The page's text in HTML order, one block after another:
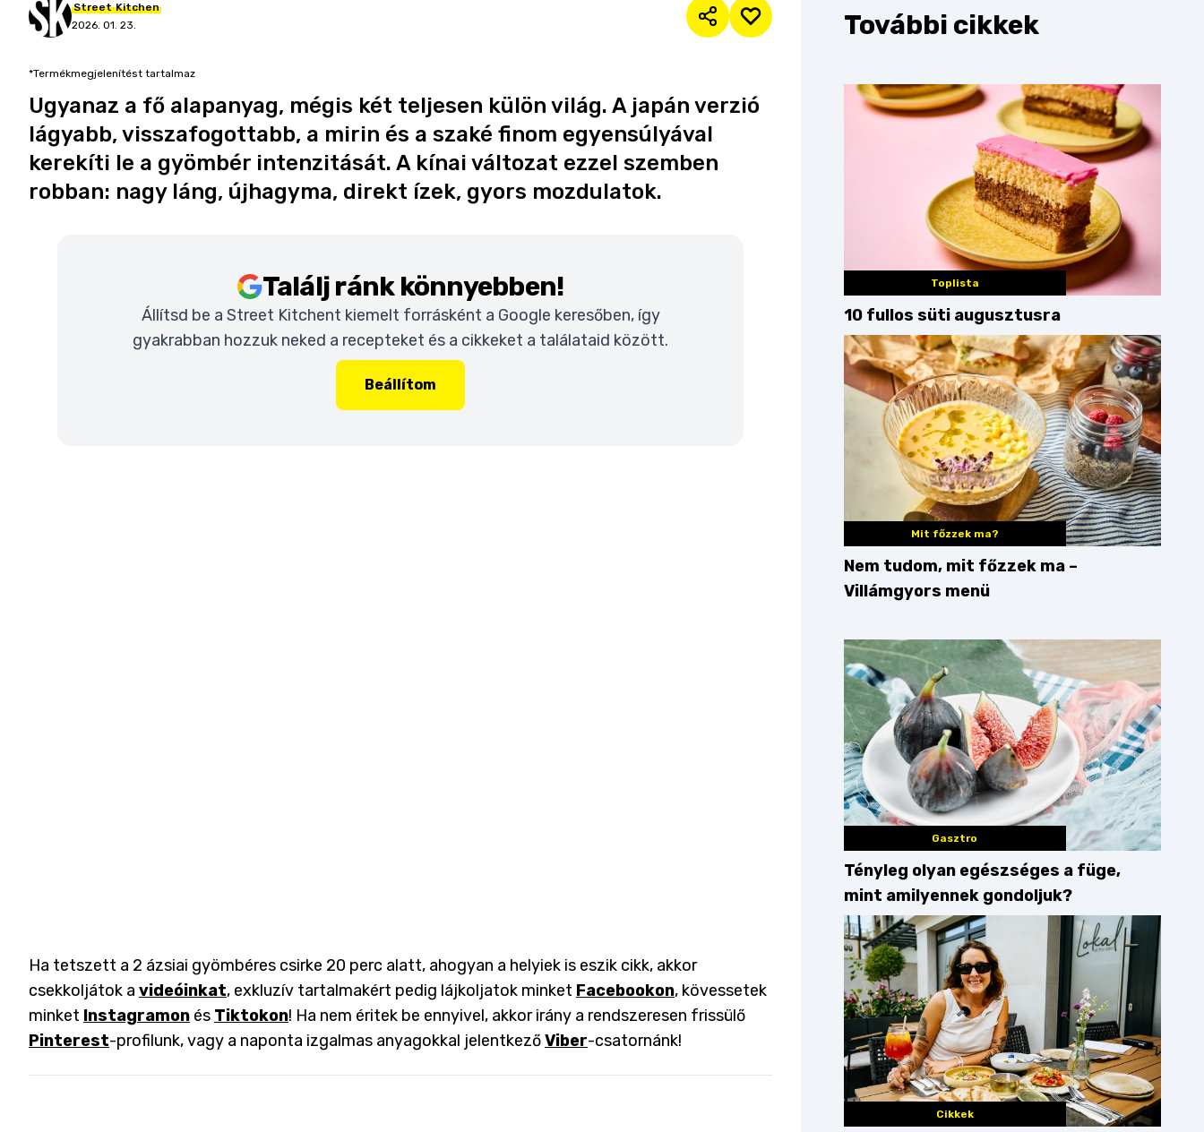
Street Kitchen
2026. 01. 23.
*Termékmegjelenítést tartalmaz
Ugyanaz a fő alapanyag, mégis két teljesen külön világ. A japán verzió
lágyabb, visszafogottabb, a mirin és a szaké finom egyensúlyával
kerekíti le a gyömbér intenzitását. A kínai változat ezzel szemben
robban: nagy láng, újhagyma, direkt ízek, gyors mozdulatok.
Találj ránk könnyebben!
Állítsd be a Street Kitchent kiemelt forrásként a Google keresőben, így
gyakrabban hozzuk neked a recepteket és a cikkeket a találataid között.
Beállítom
Ha tetszett a 2 ázsiai gyömbéres csirke 20 perc alatt, ahogyan a helyiek is eszik cikk, akkor
csekkoljátok a videóinkat, exkluzív tartalmakért pedig lájkoljatok minket Facebookon, kövessetek
minket Instagramon és Tiktokon! Ha nem éritek be ennyivel, akkor irány a rendszeresen frissülő
Pinterest-profilunk, vagy a naponta izgalmas anyagokkal jelentkezőViber-csatornánk!
További cikkek
Toplista
10 fullos süti augusztusra
Mit főzzek ma?
Nem tudom, mit főzzek ma –
Villámgyors menü
Gasztro
Tényleg olyan egészséges a füge,
mint amilyennek gondoljuk?
Cikkek